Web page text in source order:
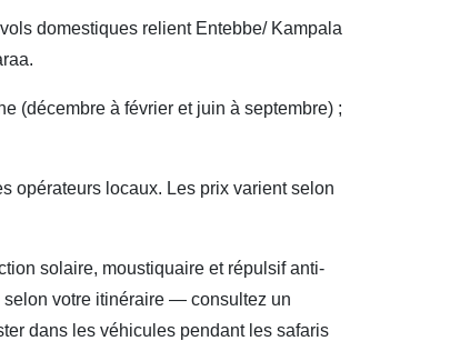
domestiques relient Entebbe/ Kampala
(décembre à février et juin à septembre) ;
opérateurs locaux. Les prix varient selon
solaire, moustiquaire et répulsif anti-
selon votre itinéraire — consultez un
dans les véhicules pendant les safaris